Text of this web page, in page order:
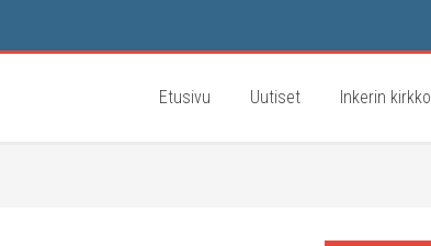
Etusivu Uutiset Inkerin kirkko